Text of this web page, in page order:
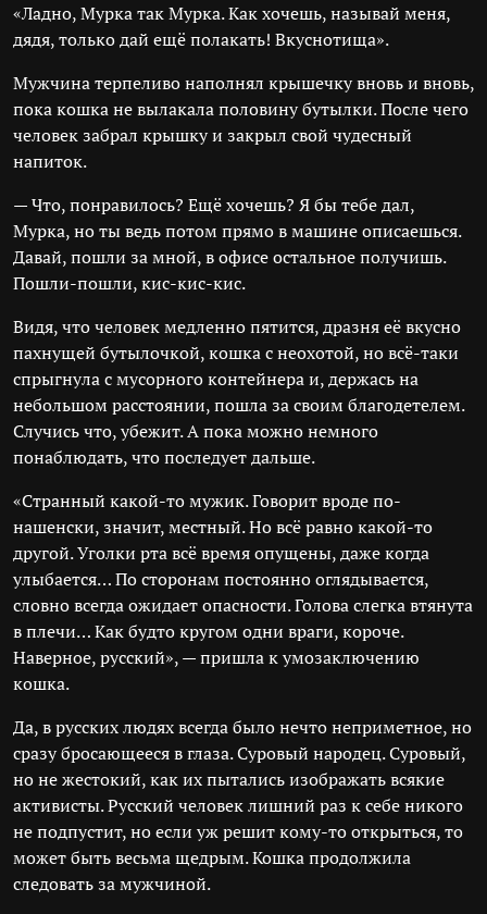
«Ладно, Мурка так Мурка. Как хочешь, называй меня,
дядя, только дай ещё полакать! Вкуснотища».
Мужчина терпеливо наполнял крышечку вновь и вновь,
пока кошка не вылакала половину бутылки. После чего
человек забрал крышку и закрыл свой чудесный
напиток.
— Что, понравилось? Ещё хочешь? Я бы тебе дал,
Мурка, но ты ведь потом прямо в машине описаешься.
Давай, пошли за мной, в офисе остальное получишь.
Пошли-пошли, кис-кис-кис.
Видя, что человек медленно пятится, дразня её вкусно
пахнущей бутылочкой, кошка с неохотой, но всё-таки
спрыгнула с мусорного контейнера и, держась на
небольшом расстоянии, пошла за своим благодетелем.
Случись что, убежит. А пока можно немного
понаблюдать, что последует дальше.
«Странный какой-то мужик. Говорит вроде по-
нашенски, значит, местный. Но всё равно какой-то
другой. Уголки рта всё время опущены, даже когда
улыбается… По сторонам постоянно оглядывается,
словно всегда ожидает опасности. Голова слегка втянута
в плечи… Как будто кругом одни враги, короче.
Наверное, русский», — пришла к умозаключению
кошка.
Да, в русских людях всегда было нечто неприметное, но
сразу бросающееся в глаза. Суровый народец. Суровый,
но не жестокий, как их пытались изображать всякие
активисты. Русский человек лишний раз к себе никого
не подпустит, но если уж решит кому-то открыться, то
может быть весьма щедрым. Кошка продолжила
следовать за мужчиной.